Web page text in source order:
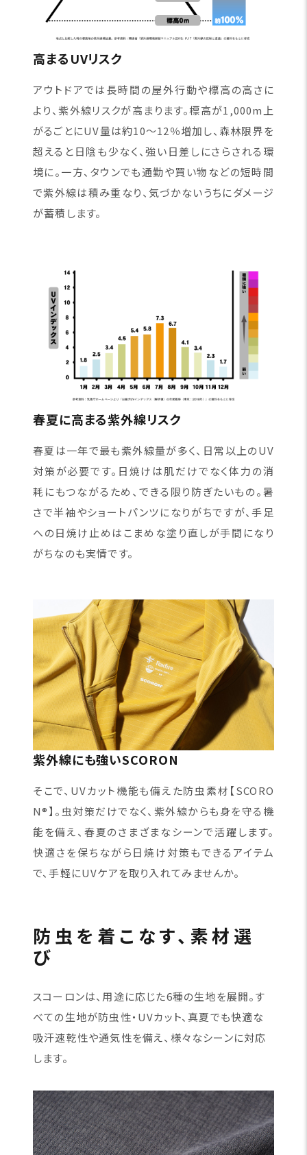
高まるUVリスク
アウトドアでは長時間の屋外行動や標高の高さに
より、紫外線リスクが高まります。標高が1,000m上
がるごとにUV量は約10〜12％増加し、森林限界を
超えると日陰も少なく、強い日差しにさらされる環
境に。一方、タウンでも通勤や買い物などの短時間
で紫外線は積み重なり、気づかないうちにダメージ
が蓄積します。
春夏に高まる紫外線リスク
春夏は一年で最も紫外線量が多く、日常以上のUV
対策が必要です。日焼けは肌だけでなく体力の消
耗にもつながるため、できる限り防ぎたいもの。暑
さで半袖やショートパンツになりがちですが、手足
への日焼け止めはこまめな塗り直しが手間になり
がちなのも実情です。
紫外線にも強いSCORON
そこで、UVカット機能も備えた防虫素材【SCORO
N®】。虫対策だけでなく、紫外線からも身を守る機
能を備え、春夏のさまざまなシーンで活躍します。
快適さを保ちながら日焼け対策もできるアイテム
で、手軽にUVケアを取り入れてみませんか。
防虫を着こなす、素材選
び
スコーロンは、用途に応じた6種の生地を展開。す
べての生地が防虫性・UVカット、真夏でも快適な
吸汗速乾性や通気性を備え、様々なシーンに対応
します。